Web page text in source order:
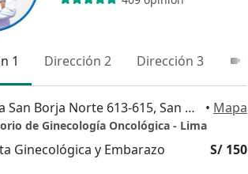
1 Dirección 2 Dirección 3
Avenida San Borja Norte 613-615, San Borja, Lima, Perú, San Borja • Mapa
de Ginecología Oncológica - Lima
Ginecológica y Embarazo S/ 150